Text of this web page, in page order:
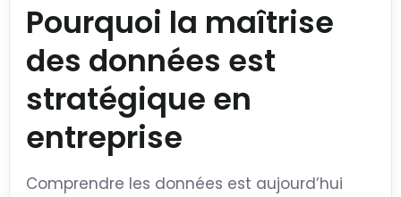
Pourquoi la maîtrise
des données est
stratégique en
entreprise
Comprendre les données est aujourd’hui